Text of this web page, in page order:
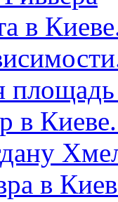
в
в
в